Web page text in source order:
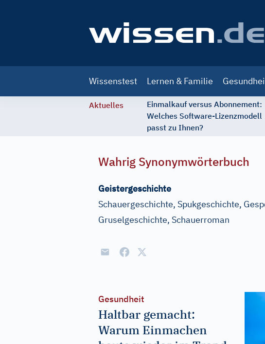
navigation
Wissenstest Lernen & Familie
Aktuelles
Einmalkauf versus Abonnement:
Welches Software-Lizenzmodell
passt zu Ihnen?
Wahrig Synonymwörterbuch
Geistergeschichte
Schauergeschichte, Spukgeschichte,
Gruselgeschichte, Schauerroman
Gesundheit
Haltbar gemacht:
Warum Einmachen